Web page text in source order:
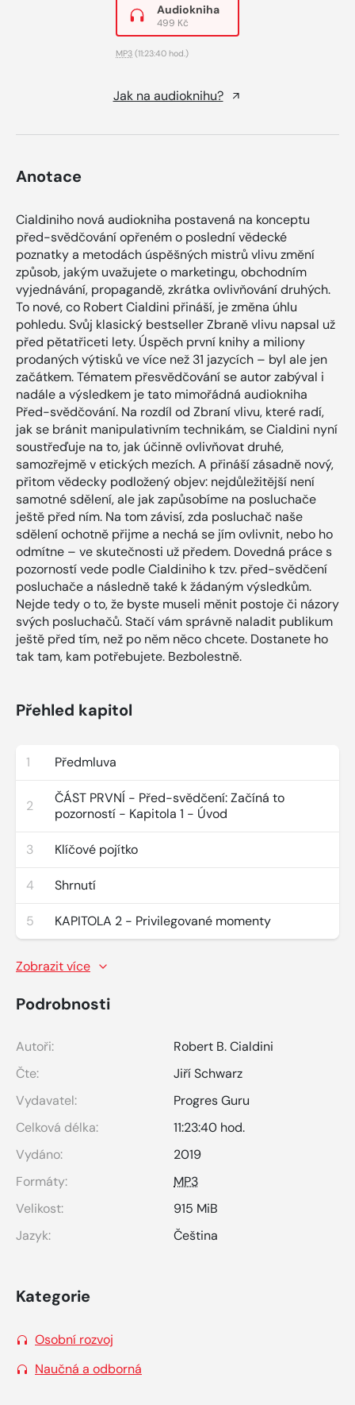
Audiokniha
499 Kč
MP3 (11:23:40 hod.)
Jak na audioknihu?
Anotace
Cialdiniho nová audiokniha postavená na konceptu
před-svědčování opřeném o poslední vědecké
poznatky a metodách úspěšných mistrů vlivu změní
způsob, jakým uvažujete o marketingu, obchodním
vyjednávání, propagandě, zkrátka ovlivňování druhých.
To nové, co Robert Cialdini přináší, je změna úhlu
pohledu. Svůj klasický bestseller Zbraně vlivu napsal už
před pětatřiceti lety. Úspěch první knihy a miliony
prodaných výtisků ve více než 31 jazycích – byl ale jen
začátkem. Tématem přesvědčování se autor zabýval i
nadále a výsledkem je tato mimořádná audiokniha
Před-svědčování. Na rozdíl od Zbraní vlivu, které radí,
jak se bránit manipulativním technikám, se Cialdini nyní
soustřeďuje na to, jak účinně ovlivňovat druhé,
samozřejmě v etických mezích. A přináší zásadně nový,
přitom vědecky podložený objev: nejdůležitější není
samotné sdělení, ale jak zapůsobíme na posluchače
ještě před ním. Na tom závisí, zda posluchač naše
sdělení ochotně přijme a nechá se jím ovlivnit, nebo ho
odmítne – ve skutečnosti už předem. Dovedná práce s
pozorností vede podle Cialdiniho k tzv. před-svědčení
posluchače a následně také k žádaným výsledkům.
Nejde tedy o to, že byste museli měnit postoje či názory
svých posluchačů. Stačí vám správně naladit publikum
ještě před tím, než po něm něco chcete. Dostanete ho
tak tam, kam potřebujete. Bezbolestně.
Přehled kapitol
1 Předmluva
2
ČÁST PRVNÍ - Před-svědčení: Začíná to
pozorností - Kapitola 1 - Úvod
3 Klíčové pojítko
4 Shrnutí
5 KAPITOLA 2 - Privilegované momenty
Zobrazit více
Podrobnosti
Autoři:
Robert B. Cialdini
Čte:
Jiří Schwarz
Vydavatel:
Progres Guru
Celková délka:
11:23:40 hod.
Vydáno:
2019
Formáty:
MP3
Velikost:
915 MiB
Jazyk:
Čeština
Kategorie
Osobní rozvoj
Naučná a odborná